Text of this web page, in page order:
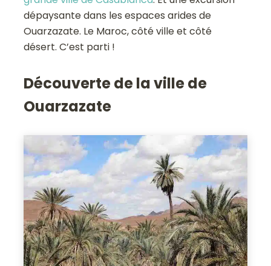
dépaysante dans les espaces arides de
Ouarzazate. Le Maroc, côté ville et côté
désert. C’est parti !
Découverte de la ville de
Ouarzazate